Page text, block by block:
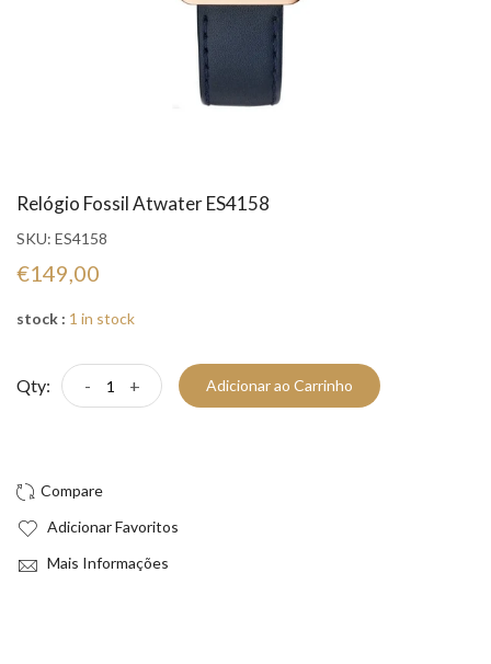
Relógio Fossil Atwater ES4158
SKU: ES4158
€149,00
stock : 1 in stock
Qty: - + Adicionar ao Carrinho
Adicionar Favoritos
Mais Informações